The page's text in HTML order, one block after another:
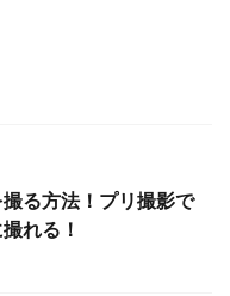
る方法！プリ撮影で
れる！